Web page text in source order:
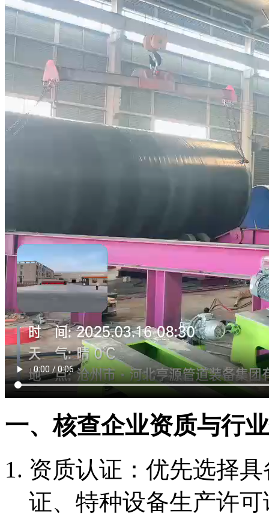
一、核查企业资质与行
资质认证：优先选择
证、特种设备生产许